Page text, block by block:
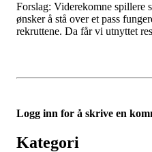
Forslag: Viderekomne spillere
ønsker å stå over et pass
rekruttene. Da får vi utnyttet
Logg inn for å skrive en
Kategori